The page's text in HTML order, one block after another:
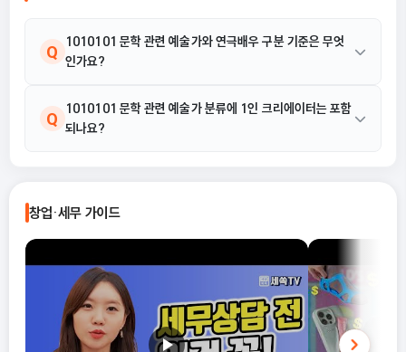
Q
1010101 문학 관련 예술가와 연극배우 구분 기준은 무엇
인가요?
A 1010101 문학 관련 예술가는 비공연 예술활동에 종사하는 반면,
연극배우는 공연 활동에 해당하므로 이 분류에는 포함되지 않습니
Q
1010101 문학 관련 예술가 분류에 1인 크리에이터는 포함
되나요?
창업·세무 가이드